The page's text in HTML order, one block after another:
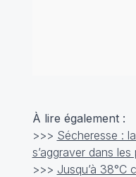
À lire également :
>>> Sécheresse :
s’aggraver dans
>>> Jusqu’à 38°C